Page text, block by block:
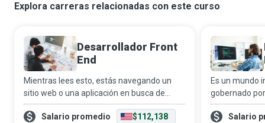
Explora carreras relacionadas con este curso
Desarrollador Front
End
Mientras lees esto, estás navegando un
sitio web o una aplicación en busca de
información, un producto o un servicio,
todo a solo un clic de distancia. Sin
Salario promedio
$112,138
Es un mundo
gobernado
Negocios que
fallos que los
Salario